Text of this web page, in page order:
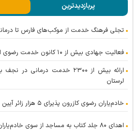
پربازدیدترین
تجلی فرهنگ خدمت از موکب‌های فارس تا
فعالیت جهادی بیش از ۱۰ کانون خدمت رضوی اصفهان در ایام اربعین
ارائه بیش از ۲۳۰۰ خدمت درمانی
لرستان
خادم‌یاران رضوی کازرون پذیرای ۵ هزار زائر آیین جاماندگان اربعین
اهدای ۸۰ جلد کتاب به مساجد از سوی خادم‌یاران شهرضا در ایام اربعین